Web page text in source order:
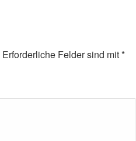
Erforderliche Felder sind mit*